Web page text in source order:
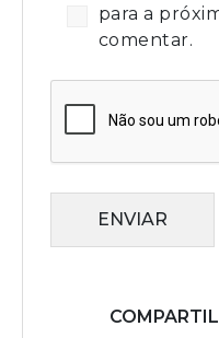
para a
comentar.
ENVIAR